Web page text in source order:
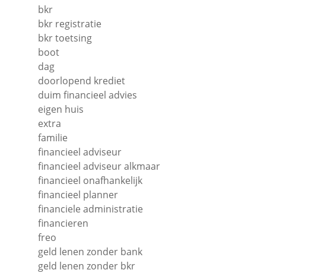
bkr
bkr registratie
bkr toetsing
boot
dag
doorlopend krediet
duim financieel advies
eigen huis
extra
familie
financieel adviseur
financieel adviseur alkmaar
financieel onafhankelijk
financieel planner
financiele administratie
financieren
freo
geld lenen zonder bank
geld lenen zonder bkr